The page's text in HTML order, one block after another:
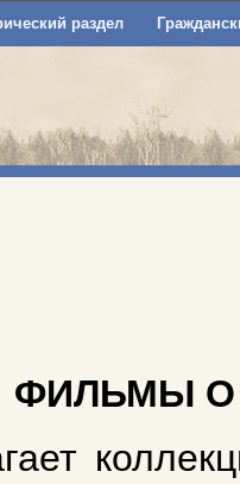
раздел
ФИЛЬМЫ О